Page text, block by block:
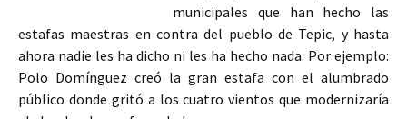
municipales que han hecho las
estafas maestras en contra del pueblo de Tepic, y hasta
ahora nadie les ha dicho ni les ha hecho nada. Por ejemplo:
Polo Domínguez creó la gran estafa con el alumbrado
público donde gritó a los cuatro vientos que modernizaría